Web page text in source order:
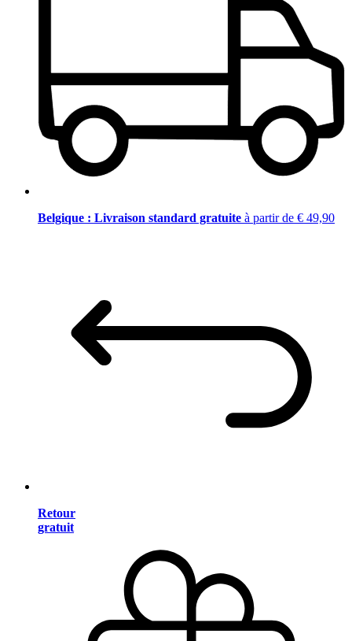
Belgique : Livraison standard gratuite à partir de € 49,90
Retour
gratuit